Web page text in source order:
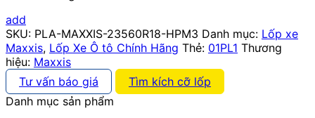
add
SKU: PLA-MAXXIS-23560R18-HPM3 Danh mục: Lốp xe
Maxxis, Lốp Xe Ô tô Chính Hãng Thẻ: 01PL1 Thương
hiệu: Maxxis
Tư vấn báo giá
Tìm kích cỡ lốp
Danh mục sản phẩm